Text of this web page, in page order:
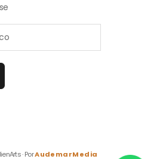
· PorAudemarMedia